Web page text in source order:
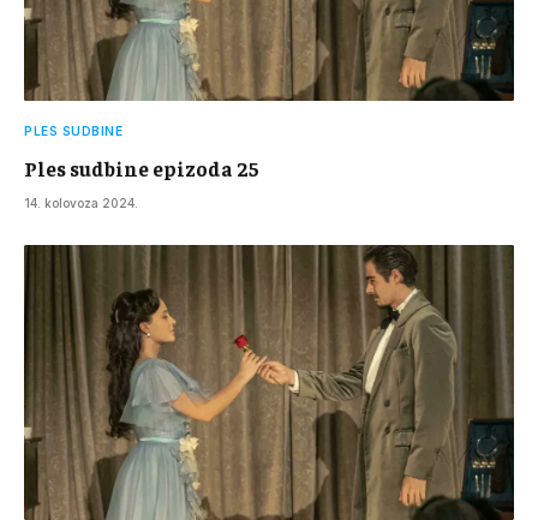
PLES SUDBINE
Ples sudbine epizoda 25
14. kolovoza 2024.